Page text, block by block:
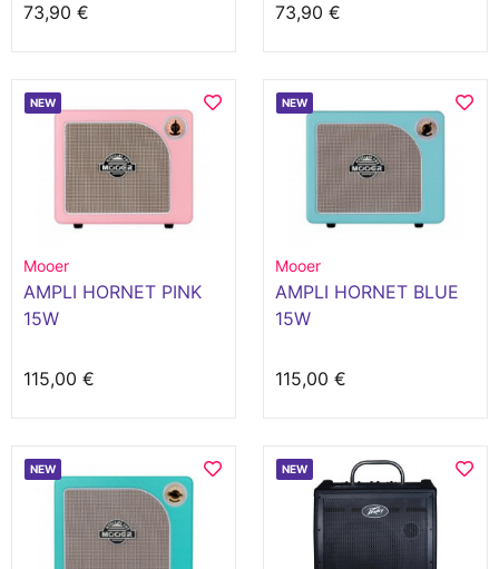
73,90 € 73,90 €
NEW
Mooer
AMPLI HORNET PINK
15W
115,00 €
NEW
Mooer
AMPLI HORNET BLUE
15W
115,00 €
NEW NEW